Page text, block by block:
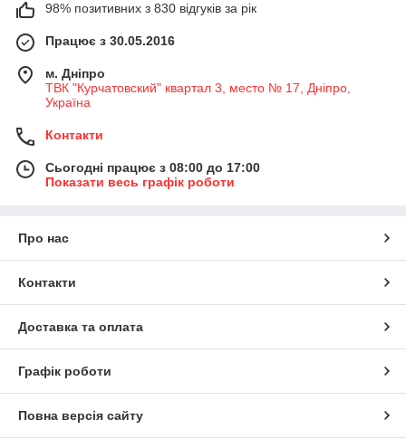
98% позитивних з 830 відгуків за рік
Працює з 30.05.2016
м. Дніпро
ТВК "Курчатовский" квартал 3, место № 17, Дніпро,
Україна
Контакти
Сьогодні працює з 08:00 до 17:00
Показати весь графік роботи
Про нас
Контакти
Доставка та оплата
Графік роботи
Повна версія сайту